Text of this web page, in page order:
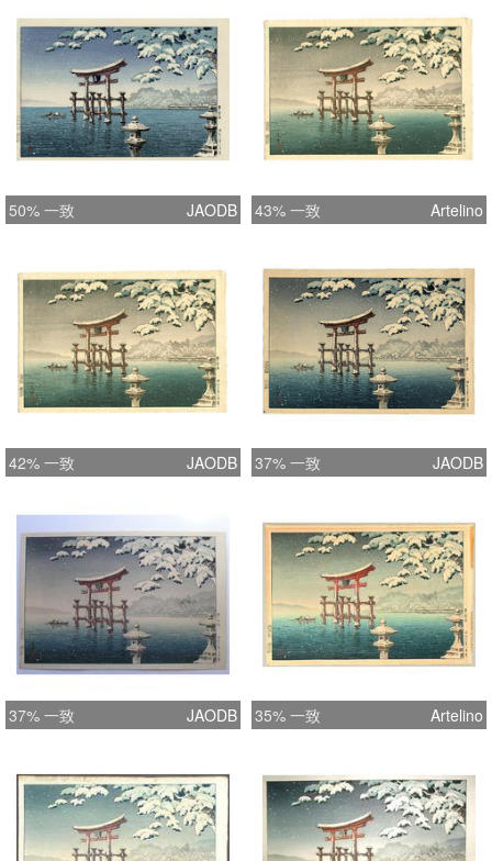
50% 一致 JAODB 43% 一致 Artelino
42% 一致 JAODB 37% 一致 JAODB
37% 一致 JAODB 35% 一致 Artelino